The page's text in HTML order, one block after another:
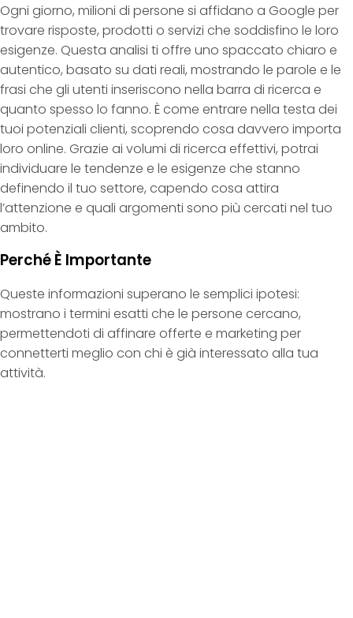
Ogni giorno, milioni di persone si affidano a Google per
trovare risposte, prodotti o servizi che soddisfino le loro
esigenze. Questa analisi ti offre uno spaccato chiaro e
autentico, basato su dati reali, mostrando le parole e le
frasi che gli utenti inseriscono nella barra di ricerca e
quanto spesso lo fanno. È come entrare nella testa dei
tuoi potenziali clienti, scoprendo cosa davvero importa
loro online. Grazie ai volumi di ricerca effettivi, potrai
individuare le tendenze e le esigenze che stanno
definendo il tuo settore, capendo cosa attira
l’attenzione e quali argomenti sono più cercati nel tuo
ambito.
Perché È Importante
Queste informazioni superano le semplici ipotesi:
mostrano i termini esatti che le persone cercano,
permettendoti di affinare offerte e marketing per
connetterti meglio con chi è già interessato alla tua
attività.